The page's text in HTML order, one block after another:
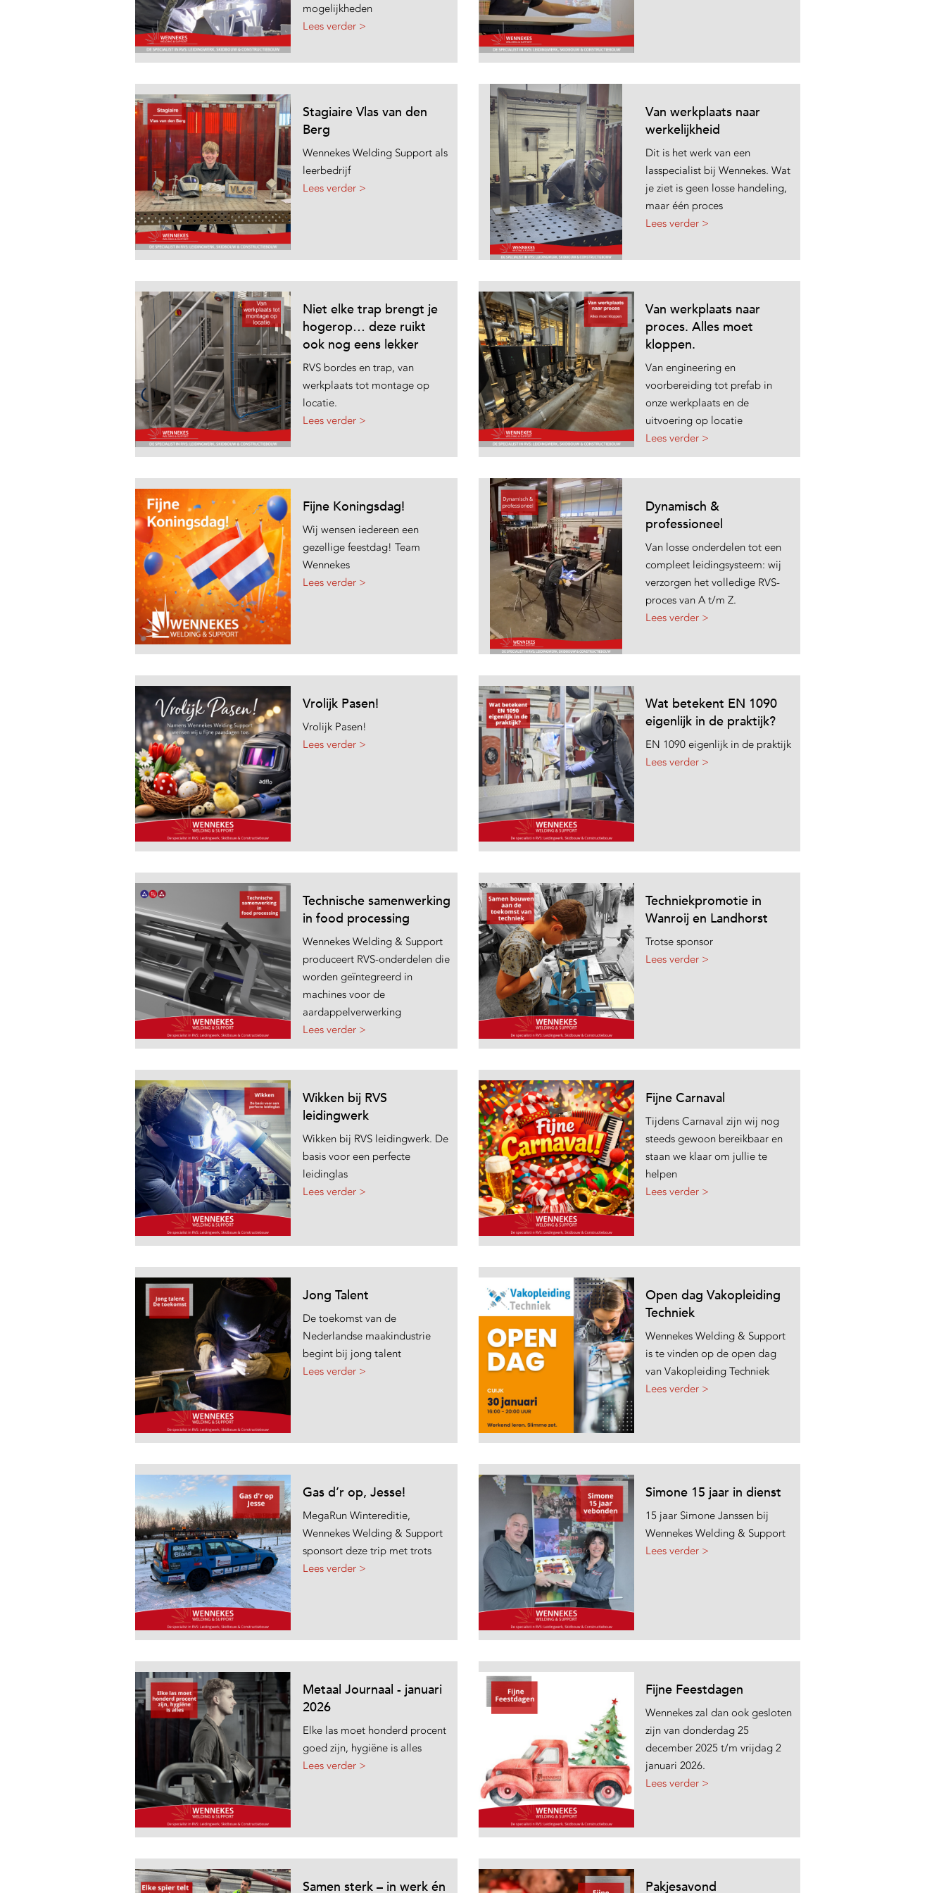
mogelijkheden
Lees verder >
Stagiaire Vlas van den
Berg
Wennekes Welding Support als
leerbedrijf
Lees verder >
Van werkplaats naar
werkelijkheid
Dit is het werk van een
lasspecialist bij Wennekes. Wat
je ziet is geen losse handeling,
maar één proces
Lees verder >
Niet elke trap brengt je
hogerop… deze ruikt
ook nog eens lekker
RVS bordes en trap, van
werkplaats tot montage op
locatie.
Lees verder >
Van werkplaats naar
proces. Alles moet
kloppen.
Van engineering en
voorbereiding tot prefab in
onze werkplaats en de
uitvoering op locatie
Lees verder >
Fijne Koningsdag!
Wij wensen iedereen een
gezellige feestdag! Team
Wennekes
Lees verder >
Dynamisch &
professioneel
Van losse onderdelen tot een
compleet leidingsysteem: wij
verzorgen het volledige RVS-
proces van A t/m Z.
Lees verder >
Vrolijk Pasen!
Vrolijk Pasen!
Lees verder >
Wat betekent EN 1090
eigenlijk in de praktijk?
EN 1090 eigenlijk in de praktijk
Lees verder >
Technische samenwerking
in food processing
Wennekes Welding & Support
produceert RVS-onderdelen die
worden geïntegreerd in
machines voor de
aardappelverwerking
Lees verder >
Techniekpromotie in
Wanroij en Landhorst
Trotse sponsor
Lees verder >
Wikken bij RVS
leidingwerk
Wikken bij RVS leidingwerk. De
basis voor een perfecte
leidinglas
Lees verder >
Fijne Carnaval
Tijdens Carnaval zijn wij nog
steeds gewoon bereikbaar en
staan we klaar om jullie te
helpen
Lees verder >
Jong Talent
De toekomst van de
Nederlandse maakindustrie
begint bij jong talent
Lees verder >
Open dag Vakopleiding
Techniek
Wennekes Welding & Support
is te vinden op de open dag
van Vakopleiding Techniek
Lees verder >
Gas d’r op, Jesse!
MegaRun Wintereditie,
Wennekes Welding & Support
sponsort deze trip met trots
Lees verder >
Simone 15 jaar in dienst
15 jaar Simone Janssen bij
Wennekes Welding & Support
Lees verder >
Metaal Journaal - januari
2026
Elke las moet honderd procent
goed zijn, hygiëne is alles
Lees verder >
Fijne Feestdagen
Wennekes zal dan ook gesloten
zijn van donderdag 25
december 2025 t/m vrijdag 2
januari 2026.
Lees verder >
Samen sterk – in werk én Pakjesavond